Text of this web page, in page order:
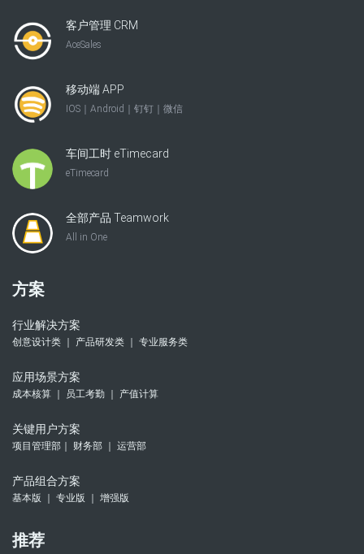
客户管理 CRM
AceSales
移动端 APP
IOS｜Android｜钉钉｜微信
车间工时 eTimecard
eTimecard
全部产品 Teamwork
All in One
方案
行业解决方案
创意设计类 ｜ 产品研发类 ｜ 专业服务类
应用场景方案
成本核算 ｜ 员工考勤 ｜ 产值计算
关键用户方案
项目管理部｜ 财务部 ｜ 运营部
产品组合方案
基本版 ｜ 专业版 ｜ 增强版
推荐